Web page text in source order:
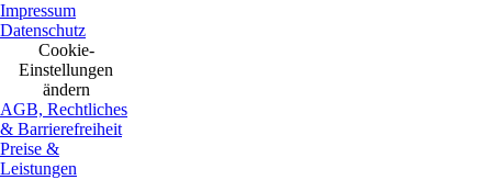
Impressum
Datenschutz
Cookie-
Einstellungen
ändern
AGB, Rechtliches
& Barrierefreiheit
Preise &
Leistungen